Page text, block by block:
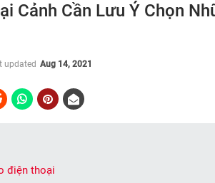
Cảnh Cần Lưu Ý Chọn
updated Aug 14, 2021
điện thoại